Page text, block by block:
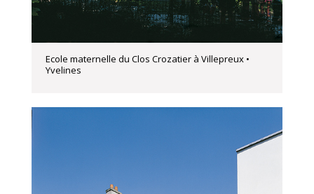
Ecole maternelle du Clos Crozatier à Villepreux •
Yvelines